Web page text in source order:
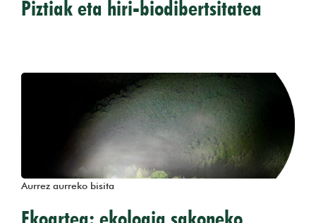
Piztiak eta hiri-biodibertsitatea
Aurrez aurreko bisita